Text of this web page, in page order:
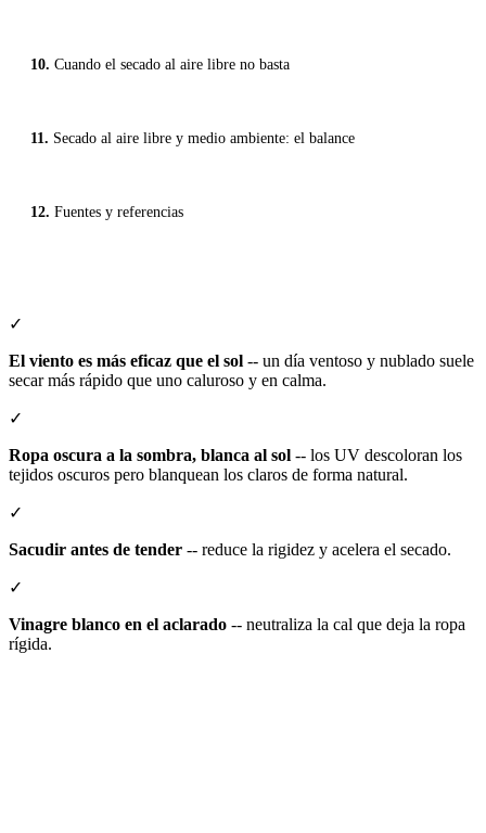
Cuando el secado al aire libre no basta
Secado al aire libre y medio ambiente: el balance
Fuentes y referencias
✓
El viento es más eficaz que el sol -- un día ventoso y nublado suele
secar más rápido que uno caluroso y en calma.
✓
Ropa oscura a la sombra, blanca al sol -- los UV descoloran los
tejidos oscuros pero blanquean los claros de forma natural.
✓
Sacudir antes de tender -- reduce la rigidez y acelera el secado.
✓
Vinagre blanco en el aclarado -- neutraliza la cal que deja la ropa
rígida.